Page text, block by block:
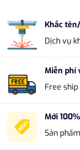
Khắc
Dịch vụ
Miễn phí
Free
Mới
Sản